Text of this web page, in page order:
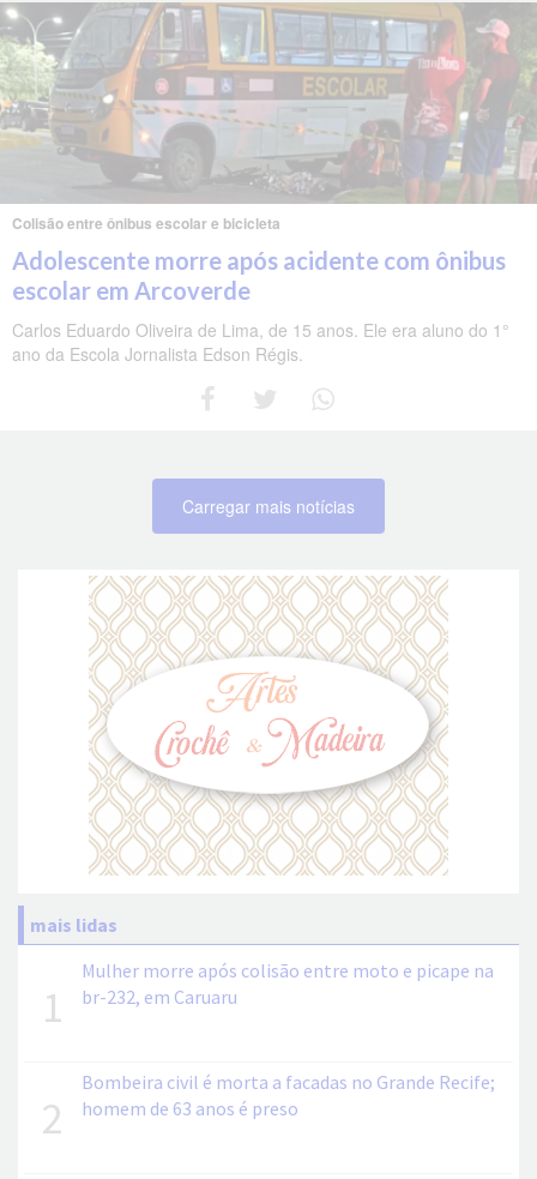
Colisão entre ônibus escolar e bicicleta
Adolescente morre após acidente com ônibus
escolar em Arcoverde
Carlos Eduardo Oliveira de Lima, de 15 anos. Ele era aluno do 1°
ano da Escola Jornalista Edson Régis.
Carregar mais notícias
mais lidas
1
Mulher morre após colisão entre moto e picape na
br-232, em Caruaru
2
Bombeira civil é morta a facadas no Grande Recife;
homem de 63 anos é preso